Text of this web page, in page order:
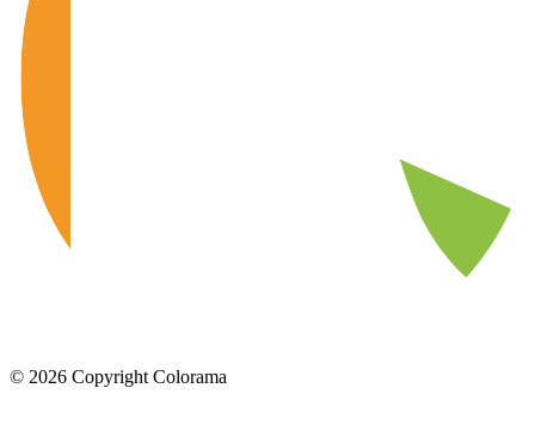
© 2026 Copyright Colorama